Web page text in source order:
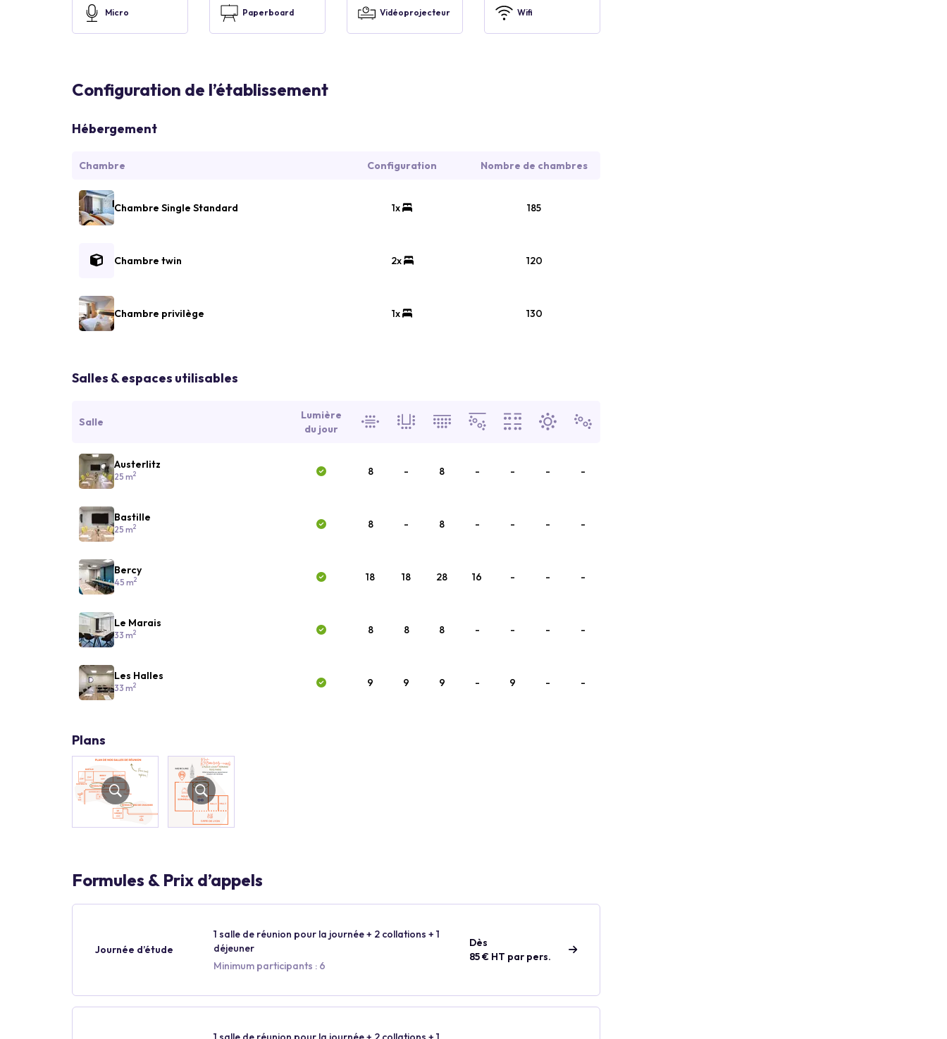
Micro Paperboard Vidéoprojecteur Wifi
Configuration de l’établissement
Hébergement
Chambre Configuration Nombre de chambres
Chambre Single Standard 1x 185
Chambre twin 2x 120
Chambre privilège 1x 130
Salles & espaces utilisables
Salle
Lumière
du jour
Austerlitz
25 m2 8 - 8 - - - -
Bastille
25 m2 8 - 8 - - - -
Bercy
45 m2 18 18 28 16 - - -
Le Marais
33 m2 8 8 8 - - - -
Les Halles
33 m2 9 9 9 - 9 - -
Plans
Formules & Prix d’appels
Journée d’étude
1 salle de réunion pour la journée + 2 collations + 1
déjeuner
Minimum participants : 6
Dès
85 € HT par pers.